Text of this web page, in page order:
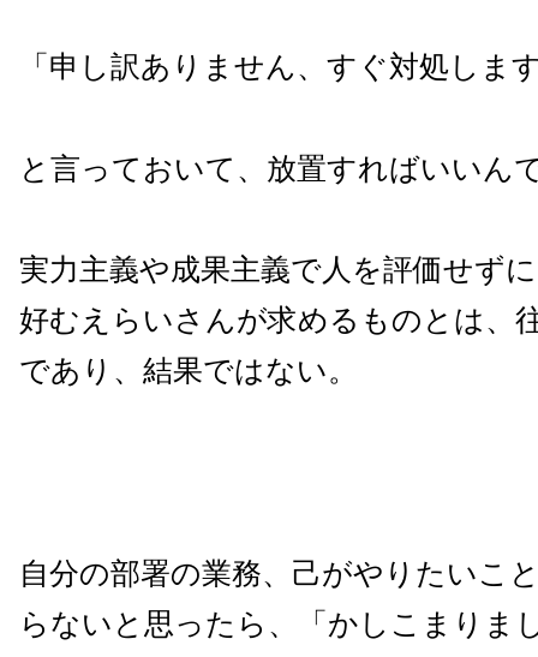
「申し訳ありません、すぐ対処しま
と言っておいて、放置すればいいん
実力主義や成果主義で人を評価せず
好むえらいさんが求めるものとは、
であり、結果ではない。
自分の部署の業務、己がやりたいこ
らないと思ったら、「かしこまりま